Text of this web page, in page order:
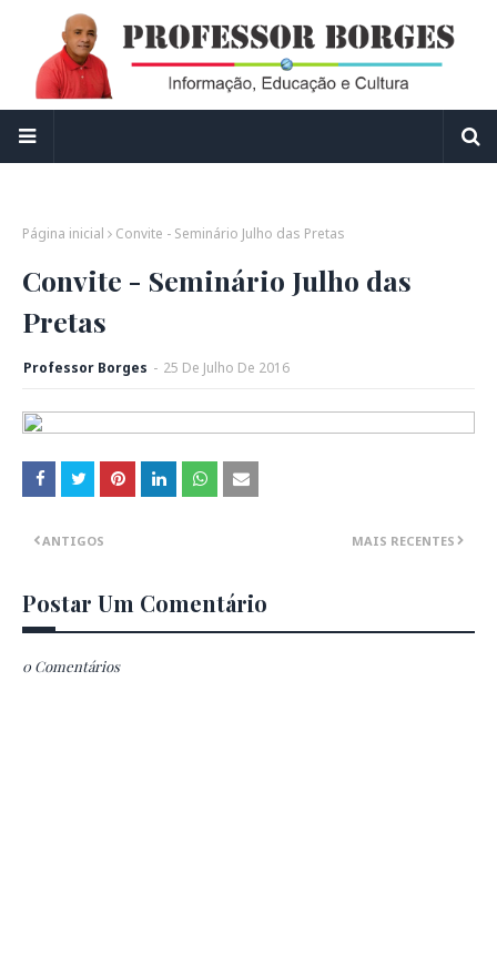
Página inicial Convite - Seminário Julho das Pretas
Convite - Seminário Julho das
Pretas
Professor Borges - 25 De Julho De 2016
MAIS RECENTES
ANTIGOS
Postar Um Comentário
0 Comentários